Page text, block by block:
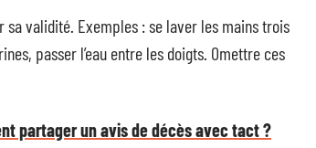
sa validité. Exemples : se laver les mains trois
passer l’eau entre les doigts. Omettre ces
partager un avis de décès avec tact ?